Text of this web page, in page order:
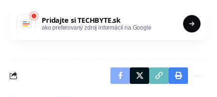
Pridajte siTECHBYTE.sk
ako preferovaný zdroj informácií na Google